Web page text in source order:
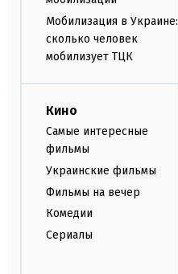
Мобилизация в Украине:
сколько человек
мобилизует ТЦК
Кино
Самые интересные
фильмы
Украинские фильмы
Фильмы на вечер
Комедии
Сериалы